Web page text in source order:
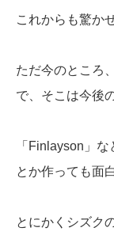
これからも驚か
ただ今のところ
で、そこは今後
「Finlayson」
とか作っても面
とにかくシズク